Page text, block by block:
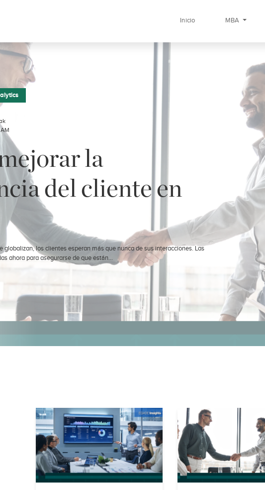
Inicio MBA
la
del cliente en
globalizan, los clientes esperan más que nunca de sus interacciones. Las
ahora para asegurarse de que están...